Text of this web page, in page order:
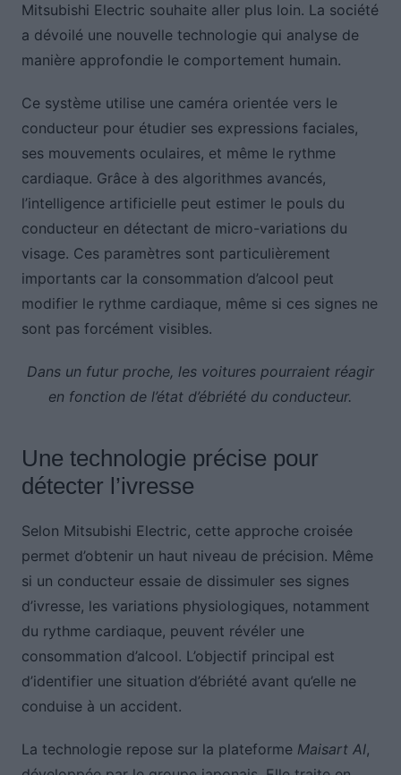
Mitsubishi Electric souhaite aller plus loin. La société
a dévoilé une nouvelle technologie qui analyse de
manière approfondie le comportement humain.
Ce système utilise une caméra orientée vers le
conducteur pour étudier ses expressions faciales,
ses mouvements oculaires, et même le rythme
cardiaque. Grâce à des algorithmes avancés,
l’intelligence artificielle peut estimer le pouls du
conducteur en détectant de micro-variations du
visage. Ces paramètres sont particulièrement
importants car la consommation d’alcool peut
modifier le rythme cardiaque, même si ces signes ne
sont pas forcément visibles.
Dans un futur proche, les voitures pourraient réagir
en fonction de l’état d’ébriété du conducteur.
Une technologie précise pour
détecter l’ivresse
Selon Mitsubishi Electric, cette approche croisée
permet d’obtenir un haut niveau de précision. Même
si un conducteur essaie de dissimuler ses signes
d’ivresse, les variations physiologiques, notamment
du rythme cardiaque, peuvent révéler une
consommation d’alcool. L’objectif principal est
d’identifier une situation d’ébriété avant qu’elle ne
conduise à un accident.
La technologie repose sur la plateforme Maisart AI,